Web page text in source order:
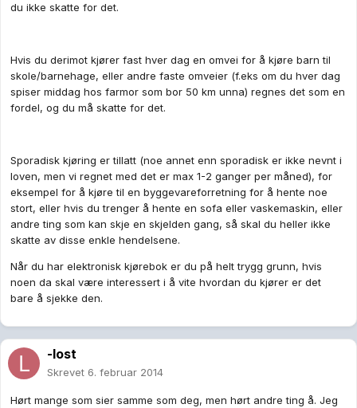
du ikke skatte for det.
Hvis du derimot kjører fast hver dag en omvei for å kjøre barn til
skole/barnehage, eller andre faste omveier (f.eks om du hver dag
spiser middag hos farmor som bor 50 km unna) regnes det som en
fordel, og du må skatte for det.
Sporadisk kjøring er tillatt (noe annet enn sporadisk er ikke nevnt i
loven, men vi regnet med det er max 1-2 ganger per måned), for
eksempel for å kjøre til en byggevareforretning for å hente noe
stort, eller hvis du trenger å hente en sofa eller vaskemaskin, eller
andre ting som kan skje en skjelden gang, så skal du heller ikke
skatte av disse enkle hendelsene.
Når du har elektronisk kjørebok er du på helt trygg grunn, hvis
noen da skal være interessert i å vite hvordan du kjører er det
bare å sjekke den.
-lost
Skrevet 6. februar 2014
Hørt mange som sier samme som deg, men hørt andre ting å. Jeg